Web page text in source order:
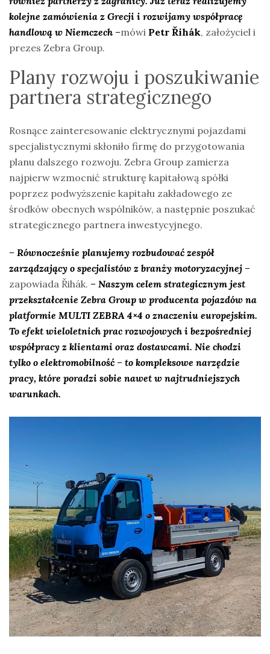
kolejne zamówienia z Grecji i rozwijamy współpracę
handlową w Niemczech –mówi Petr Řihák, założyciel i
prezes Zebra Group.
Plany rozwoju i poszukiwanie
partnera strategicznego
Rosnące zainteresowanie elektrycznymi pojazdami
specjalistycznymi skłoniło firmę do przygotowania
planu dalszego rozwoju. Zebra Group zamierza
najpierw wzmocnić strukturę kapitałową spółki
poprzez podwyższenie kapitału zakładowego ze
środków obecnych wspólników, a następnie poszukać
strategicznego partnera inwestycyjnego.
– Równocześnie planujemy rozbudować zespół
zarządzający o specjalistów z branży motoryzacyjnej –
zapowiada Řihák. – Naszym celem strategicznym jest
przekształcenie Zebra Group w producenta pojazdów na
platformie MULTI ZEBRA 4×4 o znaczeniu europejskim.
To efekt wieloletnich prac rozwojowych i bezpośredniej
współpracy z klientami oraz dostawcami. Nie chodzi
tylko o elektromobilność – to kompleksowe narzędzie
pracy, które poradzi sobie nawet w najtrudniejszych
warunkach.